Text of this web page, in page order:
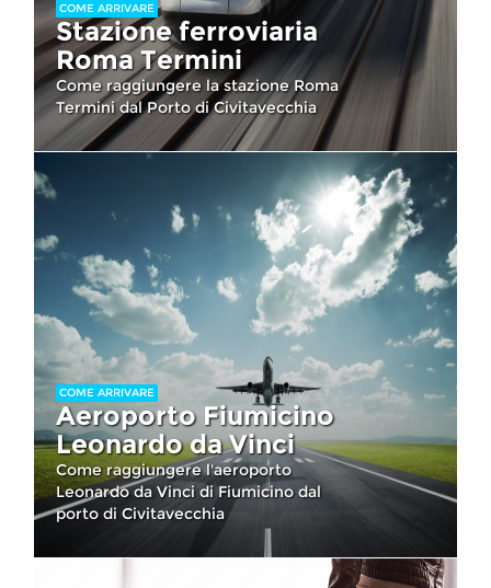
COME ARRIVARE
Stazione ferroviaria
Roma Termini
Come raggiungere la stazione Roma
Termini dal Porto di Civitavecchia
COME ARRIVARE
Aeroporto Fiumicino
Leonardo da Vinci
Come raggiungere l'aeroporto
Leonardo da Vinci di Fiumicino dal
porto di Civitavecchia